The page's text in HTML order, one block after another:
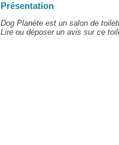
Présentation
Dog Planète est un salon de
Lire ou déposer un avis sur ce